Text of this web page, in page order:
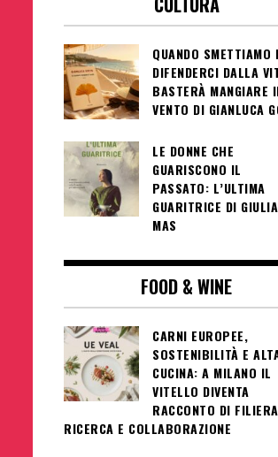
QUANDO SMETTIAMO
DIFENDERCI DALLA
BASTERÀ MANGIARE
VENTO DI GIANLUCA
LE DONNE CHE
GUARISCONO IL
PASSATO: L’ULTIMA
GUARITRICE DI
MAS
FOOD & WINE
CARNI EUROPEE,
SOSTENIBILITÀ E
CUCINA: A MILANO IL
VITELLO DIVENTA
RACCONTO DI
RICERCA E COLLABORAZIONE